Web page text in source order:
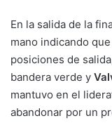
En la salida de la
mano indicando
posiciones de
bandera verde y
mantuvo en el
abandonar por un